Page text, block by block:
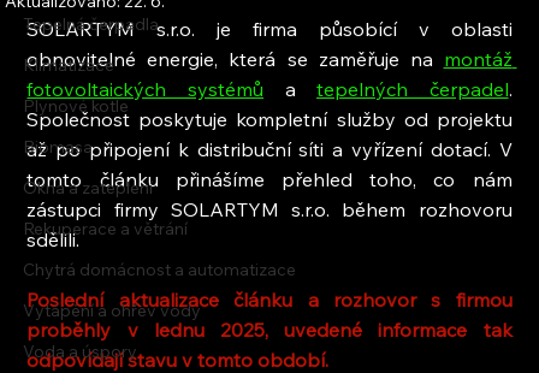
Tepelná čerpadla
Klimatizace
Plynové kotle
Biomasa
Okna a zateplení
Rekuperace a větrání
Chytrá domácnost a automatizace
Vytápění a ohřev vody
Voda a úspory
SOLARTYM s.r.o. je firma působící v oblasti
obnovitelné energie, která se zaměřuje na montáž
fotovoltaických systémů a tepelných čerpadel.
Společnost poskytuje kompletní služby od projektu
až po připojení k distribuční síti a vyřízení dotací. V
tomto článku přinášíme přehled toho, co nám
zástupci firmy SOLARTYM s.r.o. během rozhovoru
sdělili.
Poslední aktualizace článku a rozhovor s firmou
proběhly v lednu 2025, uvedené informace tak
odpovídají stavu v tomto období.